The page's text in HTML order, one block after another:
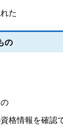
た
の
格情報を確認